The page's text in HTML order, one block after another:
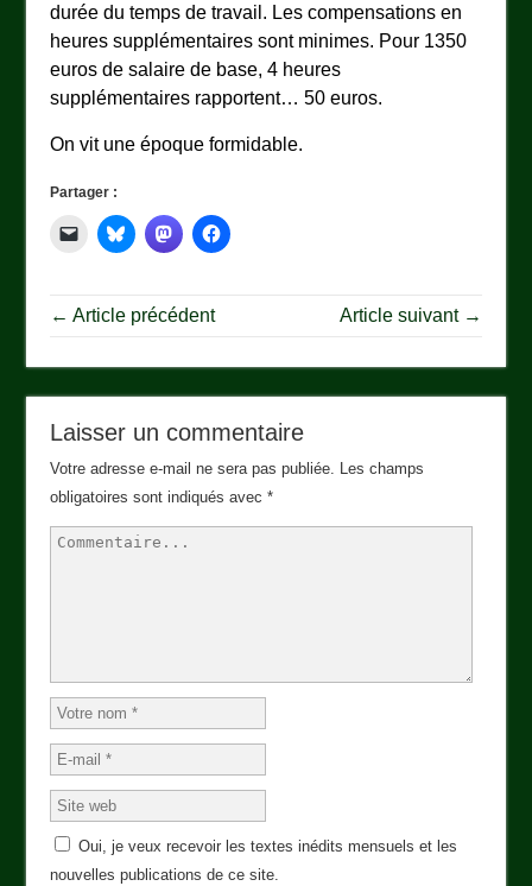
durée du temps de travail. Les compensations en
heures supplémentaires sont minimes. Pour 1350
euros de salaire de base, 4 heures
supplémentaires rapportent… 50 euros.
On vit une époque formidable.
Partager :
← Article précédent Article suivant →
Laisser un commentaire
Votre adresse e-mail ne sera pas publiée. Les champs
obligatoires sont indiqués avec*
Oui, je veux recevoir les textes inédits mensuels et les
nouvelles publications de ce site.